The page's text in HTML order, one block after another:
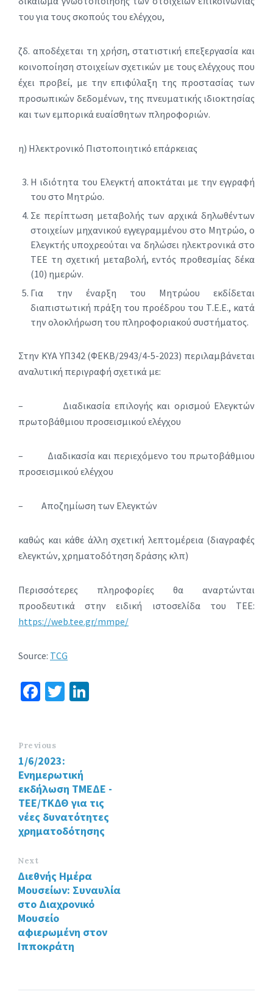
του για τους σκοπούς του ελέγχου,
ζδ. αποδέχεται τη χρήση, στατιστική επεξεργασία και
κοινοποίηση στοιχείων σχετικών με τους ελέγχους που
έχει προβεί, με την επιφύλαξη της προστασίας των
προσωπικών δεδομένων, της πνευματικής ιδιοκτησίας
και των εμπορικά ευαίσθητων πληροφοριών.
η) Ηλεκτρονικό Πιστοποιητικό επάρκειας
Η ιδιότητα του Ελεγκτή αποκτάται με την εγγραφή
του στο Μητρώο.
Σε περίπτωση μεταβολής των αρχικά δηλωθέντων
στοιχείων μηχανικού εγγεγραμμένου στο Μητρώο, ο
Ελεγκτής υποχρεούται να δηλώσει ηλεκτρονικά στο
ΤΕΕ τη σχετική μεταβολή, εντός προθεσμίας δέκα
(10) ημερών.
Για την έναρξη του Μητρώου εκδίδεται
διαπιστωτική πράξη του προέδρου του Τ.Ε.Ε., κατά
την ολοκλήρωση του πληροφοριακού συστήματος.
Στην ΚΥΑ ΥΠ342 (ΦΕΚΒ/2943/4-5-2023) περιλαμβάνεται
αναλυτική περιγραφή σχετικά με:
– Διαδικασία επιλογής και ορισμού Ελεγκτών
πρωτοβάθμιου προσεισμικού ελέγχου
– Διαδικασία και περιεχόμενο του πρωτοβάθμιου
προσεισμικού ελέγχου
– Αποζημίωση των Ελεγκτών
καθώς και κάθε άλλη σχετική λεπτομέρεια (διαγραφές
ελεγκτών, χρηματοδότηση δράσης κλπ)
Περισσότερες πληροφορίες θα αναρτώνται
προοδευτικά στην ειδική ιστοσελίδα του ΤΕΕ:
https://web.tee.gr/mmpe/
Source: TCG
Fa
o
o
k
T
Previous
1/6/2023:
Ενημερωτική
εκδήλωση ΤΜΕΔΕ -
ΤΕΕ/ΤΚΔΘ για τις
νέες δυνατότητες
χρηματοδότησης
Next
Διεθνής Ημέρα
Μουσείων: Συναυλία
στο Διαχρονικό
Μουσείο
αφιερωμένη στον
Ιπποκράτη